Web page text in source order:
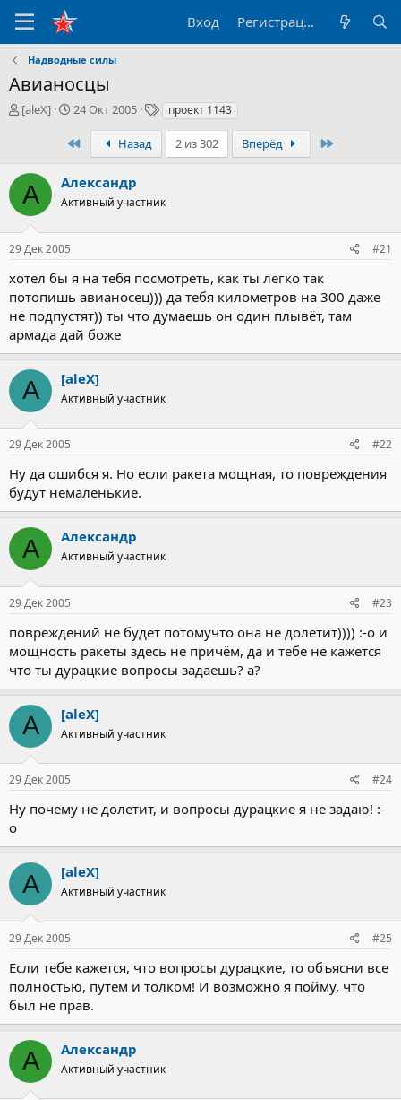
Вход Регистрация
Надводные силы
Авианосцы
А
р
е
м
ы
[aleX]
Д
т
а
ч
л
24 Окт 2005
Т
и
проект 1143
ПервыйНазад 2 из 302 Вперёд
А Александр
Активный участник
29 Дек 2005 #21
хотел бы я на тебя посмотреть, как ты легко так
потопишь авианосец))) да тебя километров на 300 даже
не подпустят)) ты что думаешь он один плывёт, там
армада дай боже
A [aleX]
Активный участник
29 Дек 2005 #22
Ну да ошибся я. Но если ракета мощная, то повреждения
будут немаленькие.
А Александр
Активный участник
29 Дек 2005 #23
повреждений не будет потомучто она не долетит)))) :-o и
мощность ракеты здесь не причём, да и тебе не кажется
что ты дурацкие вопросы задаешь? а?
A [aleX]
Активный участник
29 Дек 2005 #24
Ну почему не долетит, и вопросы дурацкие я не задаю! :-
o
A [aleX]
Активный участник
29 Дек 2005 #25
Если тебе кажется, что вопросы дурацкие, то объясни все
полностью, путем и толком! И возможно я пойму, что
был не прав.
А Александр
Активный участник